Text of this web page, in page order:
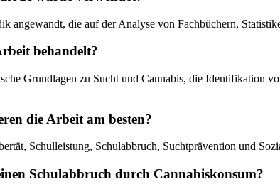
angewandt, die auf der Analyse von Fachbüchern,
behandelt?
Grundlagen zu Sucht und Cannabis, die Identifikation
die Arbeit am besten?
Schulleistung, Schulabbruch, Suchtprävention und
Schulabbruch durch Cannabiskonsum?